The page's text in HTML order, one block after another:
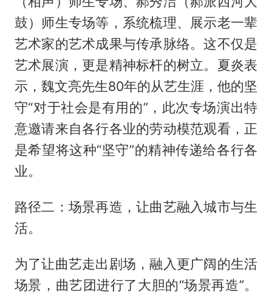
鼓）师生专场等，系统梳理、展示老一辈
艺术家的艺术成果与传承脉络。这不仅是
艺术展演，更是精神标杆的树立。夏炎表
示，魏文亮先生80年的从艺生涯，他的坚
守“对于社会是有用的”，此次专场演出特
意邀请来自各行各业的劳动模范观看，正
是希望将这种“坚守”的精神传递给各行各
业。
路径二：场景再造，让曲艺融入城市与生
活。‌
为了让曲艺走出剧场，融入更广阔的生活
场景，曲艺团进行了大胆的“场景再造”。